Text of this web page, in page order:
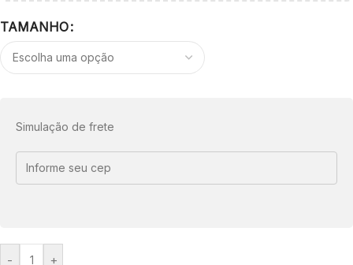
TAMANHO
Simulação de frete
- +